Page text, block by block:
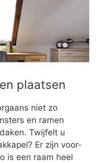
plaatsen
niet zo
en ramen
Twijfelt u
Er zijn voor-
is een raam heel